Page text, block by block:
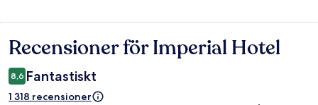
Recensioner
Recensioner för Imperial Hotel
8,6 Fantastiskt
1 318 recensioner